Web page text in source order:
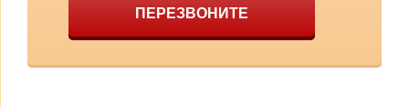
ПЕРЕЗВОНИТЕ